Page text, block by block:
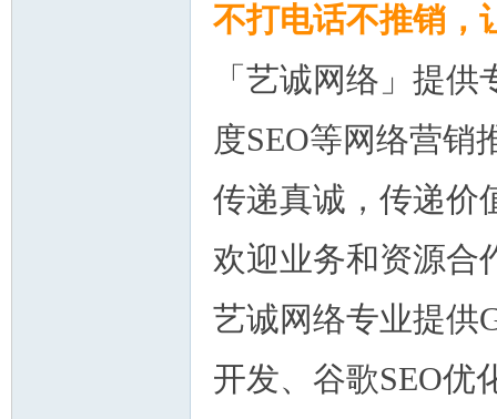
不打电话不推销，
「艺诚网络」提
度SEO等网络营销
传递真诚，传递价
欢迎业务和资源合
艺诚网络专业提供
开发、谷歌SEO优